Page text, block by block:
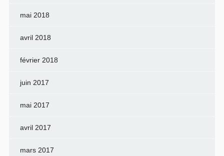
mai 2018
avril 2018
février 2018
juin 2017
mai 2017
avril 2017
mars 2017